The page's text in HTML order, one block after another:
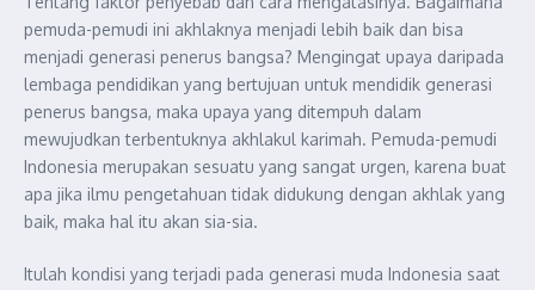
pemuda-pemudi ini akhlaknya menjadi lebih baik dan bisa
menjadi generasi penerus bangsa? Mengingat upaya daripada
lembaga pendidikan yang bertujuan untuk mendidik generasi
penerus bangsa, maka upaya yang ditempuh dalam
mewujudkan terbentuknya akhlakul karimah. Pemuda-pemudi
Indonesia merupakan sesuatu yang sangat urgen, karena buat
apa jika ilmu pengetahuan tidak didukung dengan akhlak yang
baik, maka hal itu akan sia-sia.
Itulah kondisi yang terjadi pada generasi muda Indonesia saat